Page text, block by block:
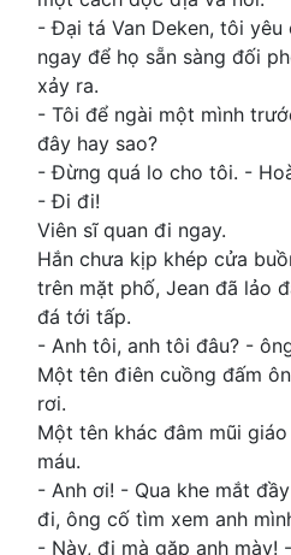
- Đại tá Van Deken, tôi
ngay để họ sẵn sàng đối
xảy ra.
- Tôi để ngài một mình
đây hay sao?
- Đừng quá lo cho tôi. -
- Đi đi!
Viên sĩ quan đi ngay.
Hắn chưa kịp khép cửa
trên mặt phố, Jean đã lảo
đá tới tấp.
- Anh tôi, anh tôi đâu? -
Một tên điên cuồng đấm
rơi.
Một tên khác đâm mũi
máu.
- Anh ơi! - Qua khe mắt
đi, ông cố tìm xem anh
- Này, đi mà gặp anh mày!